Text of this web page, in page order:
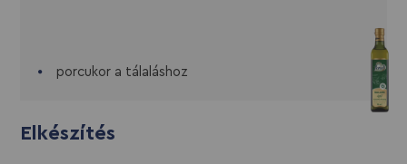
porcukor a tálaláshoz
Elkészítés